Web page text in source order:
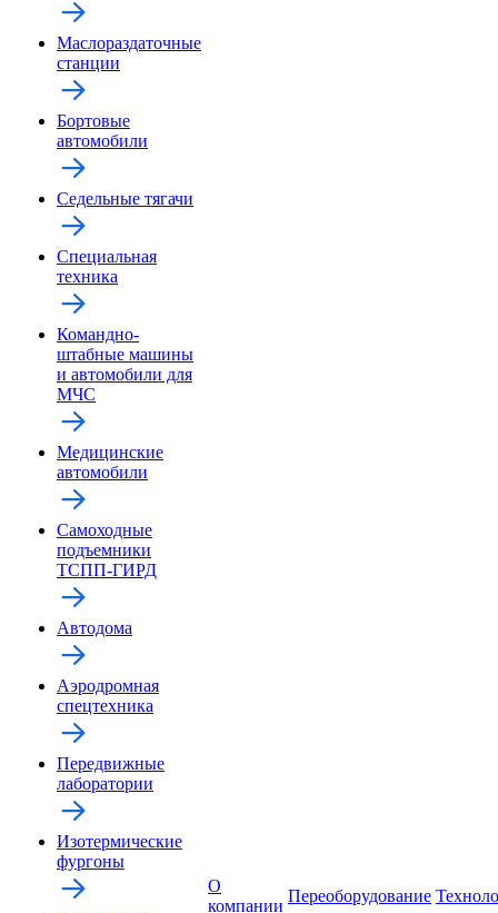
Маслораздаточные
станции
Бортовые
автомобили
Седельные тягачи
Специальная
техника
Командно-
штабные машины
и автомобили для
МЧС
Медицинские
автомобили
Самоходные
подъемники
ТСПП-ГИРД
Автодома
Аэродромная
спецтехника
Передвижные
лаборатории
Изотермические
фургоны
О
компании
Переоборудование